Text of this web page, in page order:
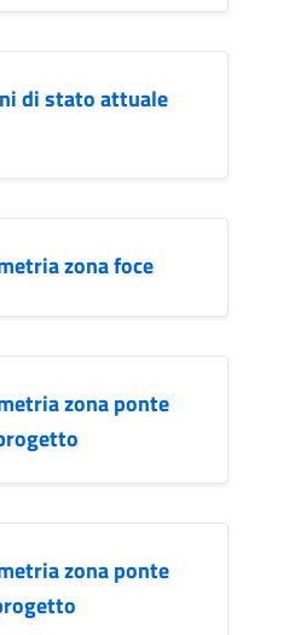
di stato attuale
zona foce
zona ponte
zona ponte